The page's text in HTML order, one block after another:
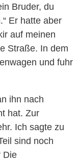
Bruder, du
Er hatte aber
auf meinen
Straße. In dem
und fuhr
ihn nach
hat. Zur
Ich sagte zu
sind noch
Die